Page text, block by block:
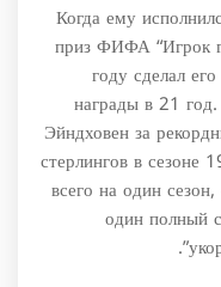
Когда ему
приз ФИФА “Игрок
году сделал
награды в 21
Эйндховен за
стерлингов в сезоне
всего на один
один полный